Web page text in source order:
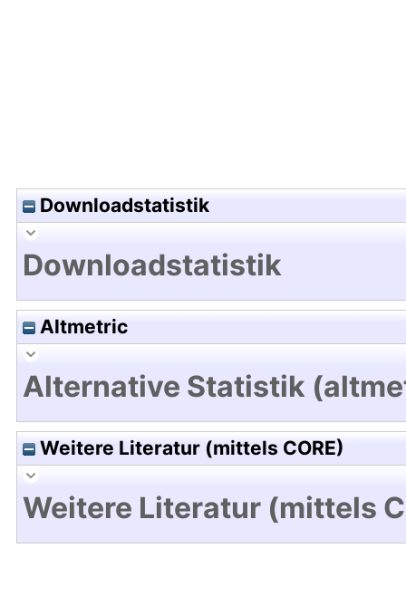
Downloadstatistik
Downloadstatistik
Altmetric
Alternative Statistik
Weitere Literatur (mittels CORE)
Weitere Literatur (mittels